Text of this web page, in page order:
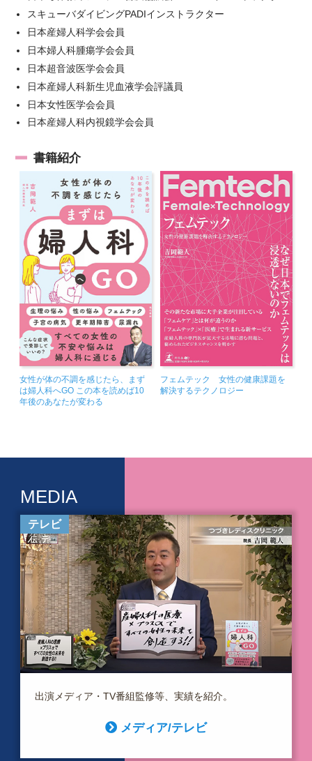
スキューバダイビングPADIインストラクター
日本産婦人科学会会員
日本婦人科腫瘍学会会員
日本超音波医学会会員
日本産婦人科新生児血液学会評議員
日本女性医学会会員
日本産婦人科内視鏡学会会員
書籍紹介
女性が体の不調を感じたら、まず
は婦人科へGO この本を読めば10
年後のあなたが変わる
フェムテック 女性の健康課題を
解決するテクノロジー
MEDIA
テレビ
出演メディア・TV番組監修等、実績を紹介。
メディア/テレビ